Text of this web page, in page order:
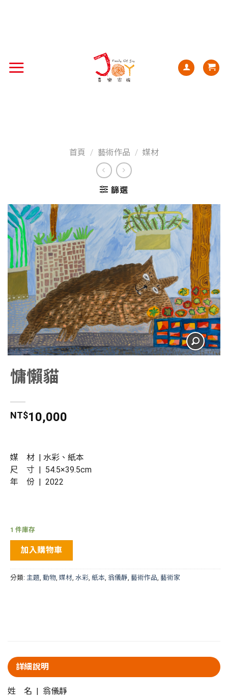
首頁 / 藝術作品 / 媒材
篩選
慵懶貓
NT$10,000
媒 材 | 水彩、紙本
尺 寸 | 54.5×39.5cm
年 份 | 2022
1 件庫存
加入購物車
分類: 主題, 動物, 媒材, 水彩, 紙本, 翁儀靜, 藝術作品, 藝術家
詳細說明
姓 名 | 翁儀靜